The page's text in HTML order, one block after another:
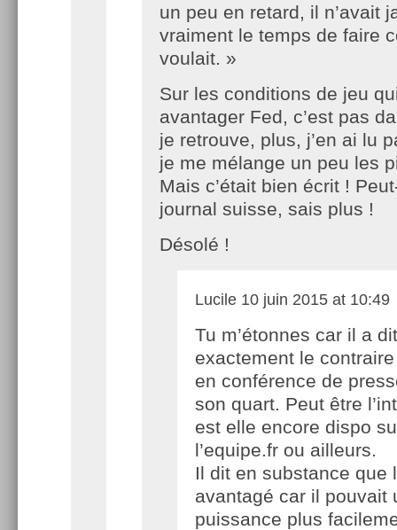
un peu en retard, il n’avait
vraiment le temps de faire
voulait. »
Sur les conditions de jeu
avantager Fed, c’est pas
je retrouve, plus, j’en ai lu
je me mélange un peu les
Mais c’était bien écrit !
journal suisse, sais plus !
Désolé !
Lucile 10 juin 2015 at 10:49
Tu m’étonnes car il a dit
exactement le contraire
en conférence de
son quart. Peut être
est elle encore dispo
l’equipe.fr ou ailleurs.
Il dit en substance que
avantagé car il pouvait
puissance plus